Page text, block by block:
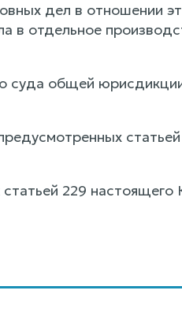
дел в отношении
в отдельное
суда общей
229 настоящего